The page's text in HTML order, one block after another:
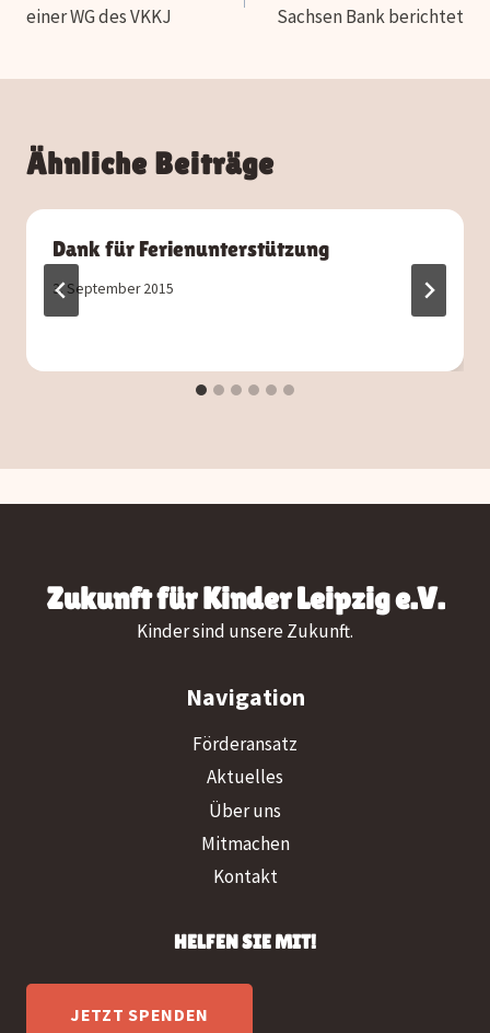
einer WG des VKKJ
Sachsen Bank berichtet
Ähnliche Beiträge
Dank für Ferienunterstützung
3. September 2015
Zukunft für Kinder Leipzig e.V.
Kinder sind unsere Zukunft.
Navigation
Förderansatz
Aktuelles
Über uns
Mitmachen
Kontakt
HELFEN SIE MIT!
JETZT SPENDEN